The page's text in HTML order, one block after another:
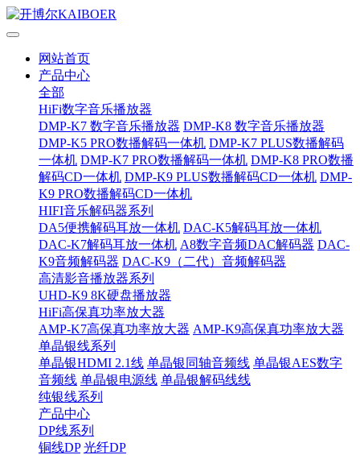
网站首页
产品中心
全部
HiFi数字音乐播放器
DMP-K7 数字音乐播放器 DMP-K8 数字音乐播放器
DMP-K5 PRO数播解码一体机 DMP-K7 PLUS数播解码
一体机 DMP-K7 PRO数播解码一体机 DMP-K8 PRO数播
解码CD一体机 DMP-K9 PLUS数播解码CD一体机 DMP-
K9 PRO数播解码CD一体机
HIFI音乐解码器系列
DA5便携解码耳放一体机 DAC-K5解码耳放一体机
DAC-K7解码耳放一体机 A8数字音频DAC解码器 DAC-
K9音频解码器 DAC-K9（二代）音频解码器
高清影音播放器系列
UHD-K9 8K硬盘播放器
HiFi高保真功率放大器
AMP-K7高保真功率放大器 AMP-K9高保真功率放大器
单晶银线系列
单晶银HDMI 2.1线 单晶银同轴音频线 单晶银AES数字
音频线 单晶银电源线 单晶银解码线线
纯银线系列
产品中心
DP线系列
铜线DP 光纤DP